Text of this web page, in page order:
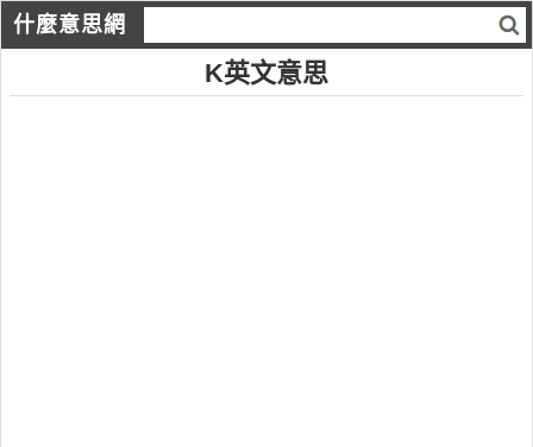
什麼意思網
K英文意思